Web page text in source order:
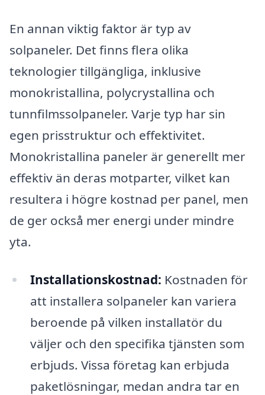
En annan viktig faktor är typ av
solpaneler. Det finns flera olika
teknologier tillgängliga, inklusive
monokristallina, polycrystallina och
tunnfilmssolpaneler. Varje typ har sin
egen prisstruktur och effektivitet.
Monokristallina paneler är generellt mer
effektiv än deras motparter, vilket kan
resultera i högre kostnad per panel, men
de ger också mer energi under mindre
yta.
Installationskostnad: Kostnaden för
att installera solpaneler kan variera
beroende på vilken installatör du
väljer och den specifika tjänsten som
erbjuds. Vissa företag kan erbjuda
paketlösningar, medan andra tar en